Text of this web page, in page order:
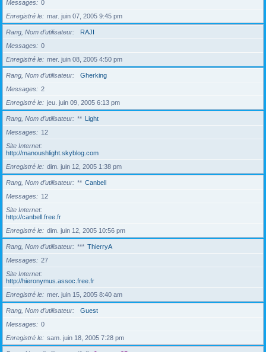
Messages
0
Enregistré le
mar. juin 07, 2005 9:45 pm
Rang, Nom d’utilisateur
RAJI
Messages
0
Enregistré le
mer. juin 08, 2005 4:50 pm
Rang, Nom d’utilisateur
Gherking
Messages
2
Enregistré le
jeu. juin 09, 2005 6:13 pm
Rang, Nom d’utilisateur ** Light
Messages
12
Site Internet
http://manoushlight.skyblog.com
Enregistré le
dim. juin 12, 2005 1:38 pm
Rang, Nom d’utilisateur ** Canbell
Messages
12
Site Internet
http://canbell.free.fr
Enregistré le
dim. juin 12, 2005 10:56 pm
Rang, Nom d’utilisateur *** ThierryA
Messages
27
Site Internet
http://hieronymus.assoc.free.fr
Enregistré le
mer. juin 15, 2005 8:40 am
Rang, Nom d’utilisateur
Guest
Messages
0
Enregistré le
sam. juin 18, 2005 7:28 pm